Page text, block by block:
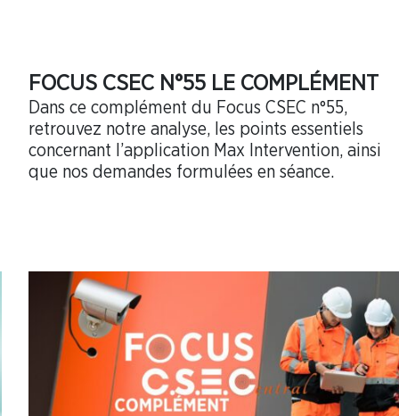
FOCUS CSEC N°55 LE COMPLÉMENT
Dans ce complément du Focus CSEC n°55,
retrouvez notre analyse, les points essentiels
concernant l’application Max Intervention, ainsi
que nos demandes formulées en séance.